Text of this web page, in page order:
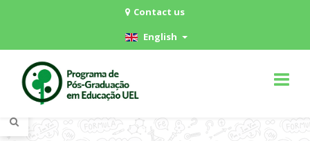
Contact us
English